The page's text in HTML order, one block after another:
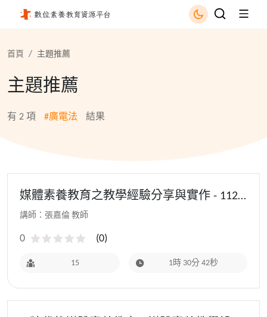
首頁 主題推薦
主題推薦
有 2 項 #廣電法 結果
媒體素養教育之教學經驗分享與實作 - 112
教師研習(初階場)
講師：張嘉倫 教師
0 (0)
15 1時 30分 42秒